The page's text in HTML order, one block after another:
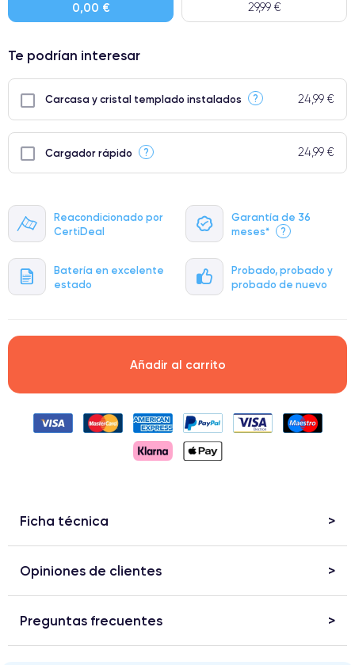
Reacondicionado por
CertiDeal
Garantía de 36
meses*
?
Batería en excelente
estado
Probado, probado y
probado de nuevo
● Solo el 5% de nuestros teléfonos tienen una categoría Premium.
0,00 €
29,99 €
Te podrían interesar
Carcasa y cristal templado instalados ? 24,99 €
Cargador rápido ? 24,99 €
Añadir al carrito
Ficha técnica
Opiniones de clientes
Preguntas frecuentes